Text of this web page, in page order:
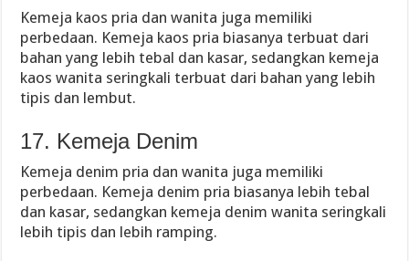
Kemeja kaos pria dan wanita juga memiliki
perbedaan. Kemeja kaos pria biasanya terbuat dari
bahan yang lebih tebal dan kasar, sedangkan kemeja
kaos wanita seringkali terbuat dari bahan yang lebih
tipis dan lembut.
17. Kemeja Denim
Kemeja denim pria dan wanita juga memiliki
perbedaan. Kemeja denim pria biasanya lebih tebal
dan kasar, sedangkan kemeja denim wanita seringkali
lebih tipis dan lebih ramping.